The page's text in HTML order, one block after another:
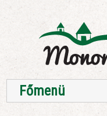
Főmenü